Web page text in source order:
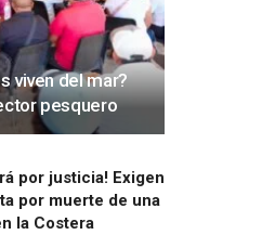
viven del mar?
pesquero
por justicia! Exigen
por muerte de una
la Costera